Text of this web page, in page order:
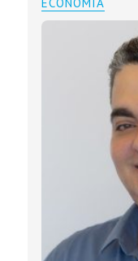
ECONOMIA